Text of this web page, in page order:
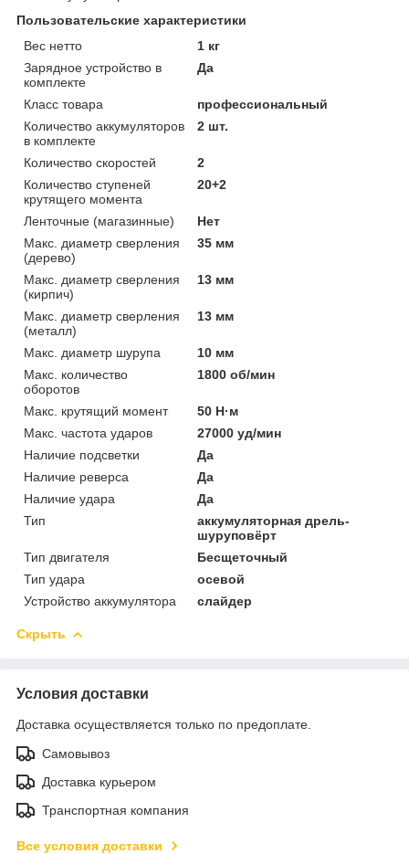
Пользовательские характеристики
Вес нетто
1 кг
Зарядное устройство в
комплекте
Да
Класс товара
профессиональный
Количество аккумуляторов
в комплекте
2 шт.
Количество скоростей
2
Количество ступеней
крутящего момента
20+2
Ленточные (магазинные)
Нет
Макс. диаметр сверления
(дерево)
35 мм
Макс. диаметр сверления
(кирпич)
13 мм
Макс. диаметр сверления
(металл)
13 мм
Макс. диаметр шурупа
10 мм
Макс. количество
оборотов
1800 об/мин
Макс. крутящий момент
50 Н·м
Макс. частота ударов
27000 уд/мин
Наличие подсветки
Да
Наличие реверса
Да
Наличие удара
Да
Тип
аккумуляторная дрель-
шуруповёрт
Тип двигателя
Бесщеточный
Тип удара
осевой
Устройство аккумулятора
слайдер
Скрыть
Условия доставки
Доставка осуществляется только по предоплате.
Самовывоз
Доставка курьером
Транспортная компания
Все условия доставки